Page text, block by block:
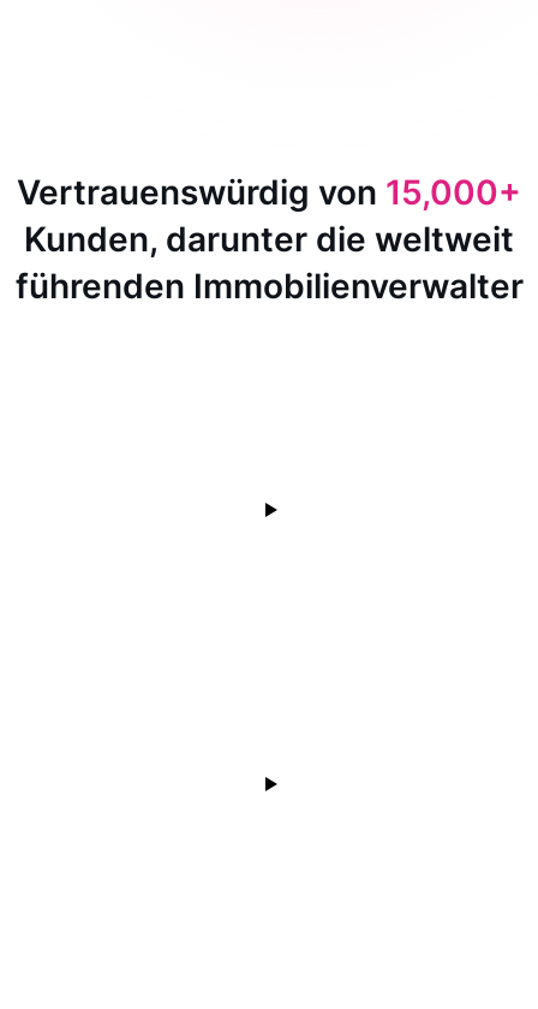
Vertrauenswürdig von 15,000+
Kunden, darunter die weltweit
führenden Immobilienverwalter